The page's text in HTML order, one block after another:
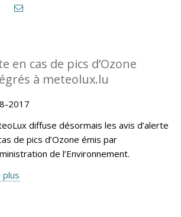
en cas de pics d’Ozone
à meteolux.lu
2017
diffuse désormais les avis d’alerte
de pics d’Ozone émis par
de l’Environnement.
plus